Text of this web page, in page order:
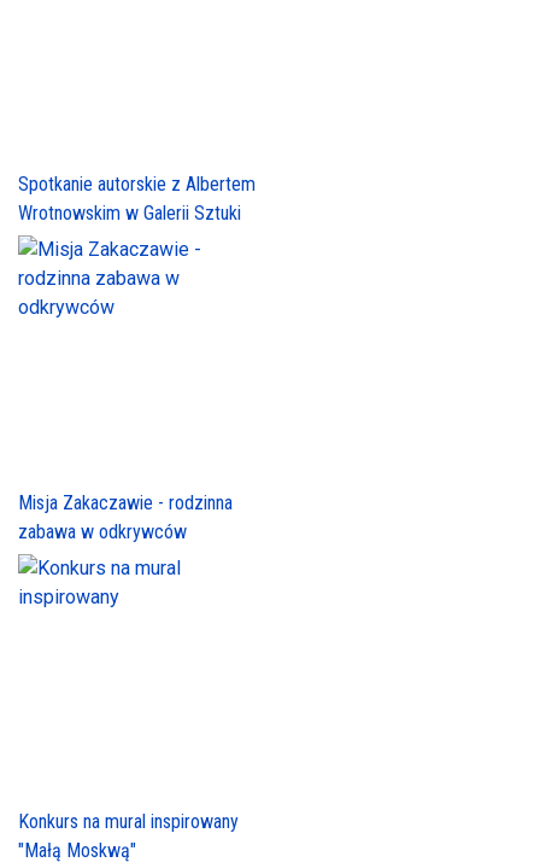
Spotkanie autorskie z Albertem
Wrotnowskim w Galerii Sztuki
Misja Zakaczawie - rodzinna
zabawa w odkrywców
Konkurs na mural inspirowany
"Małą Moskwą"